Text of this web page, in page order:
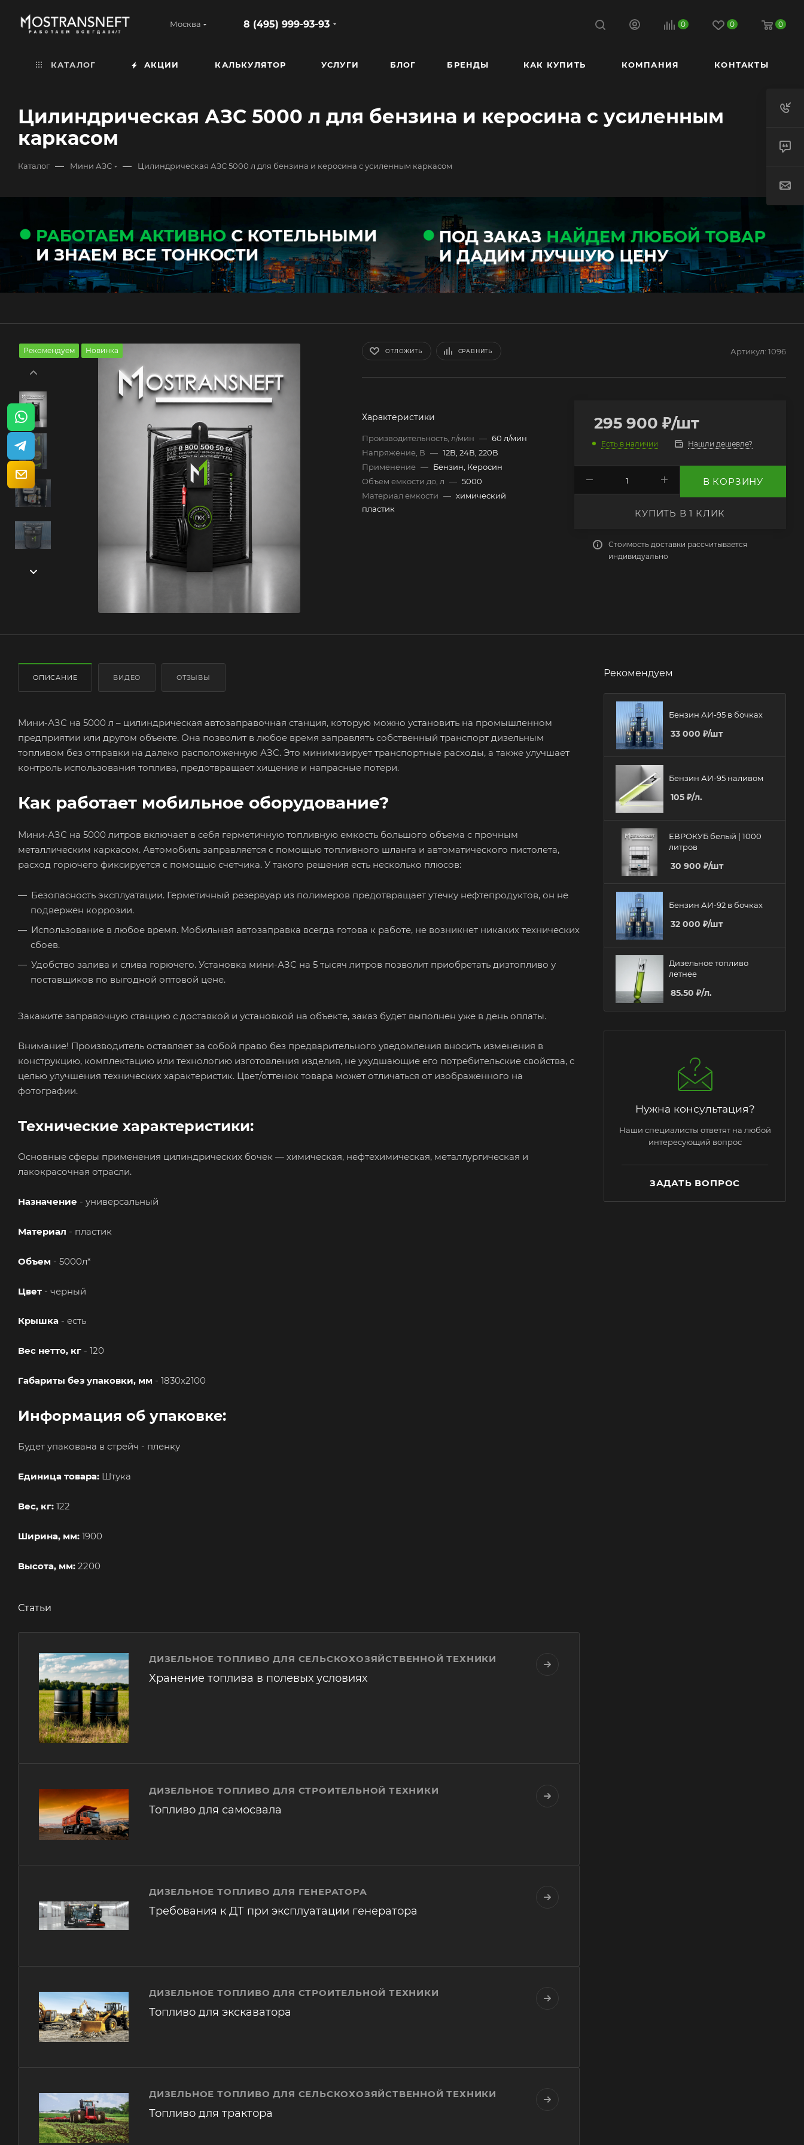
Москва 8 (495) 999-93-93 0 0 0
КАТАЛОГ АКЦИИ КАЛЬКУЛЯТОР УСЛУГИ БЛОГ БРЕНДЫ КАК КУПИТЬ КОМПАНИЯ КОНТАКТЫ
Цилиндрическая АЗС 5000 л для бензина и керосина с усиленным
каркасом
Каталог — Мини АЗС — Цилиндрическая АЗС 5000 л для бензина и керосина с усиленным каркасом
Рекомендуем Новинка ОТЛОЖИТЬ СРАВНИТЬ Артикул: 1096
Характеристики
Производительность, л/мин — 60 л/мин
Напряжение, В — 12В, 24В, 220В
Применение — Бензин, Керосин
Объем емкости до, л — 5000
Материал емкости — химический
пластик
295 900 ₽/шт
Есть в наличии Нашли дешевле?
В КОРЗИНУ
КУПИТЬ В 1 КЛИК
Стоимость доставки рассчитывается
индивидуально
ОПИСАНИЕ ВИДЕО ОТЗЫВЫ
Мини-АЗС на 5000 л – цилиндрическая автозаправочная станция, которую можно установить на промышленном
предприятии или другом объекте. Она позволит в любое время заправлять собственный транспорт дизельным
топливом без отправки на далеко расположенную АЗС. Это минимизирует транспортные расходы, а также улучшает
контроль использования топлива, предотвращает хищение и напрасные потери.
Как работает мобильное оборудование?
Мини-АЗС на 5000 литров включает в себя герметичную топливную емкость большого объема с прочным
металлическим каркасом. Автомобиль заправляется с помощью топливного шланга и автоматического пистолета,
расход горючего фиксируется с помощью счетчика. У такого решения есть несколько плюсов:
Безопасность эксплуатации. Герметичный резервуар из полимеров предотвращает утечку нефтепродуктов, он не
подвержен коррозии.
Использование в любое время. Мобильная автозаправка всегда готова к работе, не возникнет никаких технических
сбоев.
Удобство залива и слива горючего. Установка мини-АЗС на 5 тысяч литров позволит приобретать дизтопливо у
поставщиков по выгодной оптовой цене.
Закажите заправочную станцию с доставкой и установкой на объекте, заказ будет выполнен уже в день оплаты.
Внимание! Производитель оставляет за собой право без предварительного уведомления вносить изменения в
конструкцию, комплектацию или технологию изготовления изделия, не ухудшающие его потребительские свойства, с
целью улучшения технических характеристик. Цвет/оттенок товара может отличаться от изображенного на
фотографии.
Технические характеристики:
Основные сферы применения цилиндрических бочек — химическая, нефтехимическая, металлургическая и
лакокрасочная отрасли.
Назначение - универсальный
Материал - пластик
Объем - 5000л*
Цвет - черный
Крышка - есть
Вес нетто, кг - 120
Габариты без упаковки, мм - 1830х2100
Информация об упаковке:
Будет упакована в стрейч - пленку
Единица товара: Штука
Вес, кг: 122
Ширина, мм: 1900
Высота, мм: 2200
Статьи
ДИЗЕЛЬНОЕ ТОПЛИВО ДЛЯ СЕЛЬСКОХОЗЯЙСТВЕННОЙ ТЕХНИКИ
Хранение топлива в полевых условиях
ДИЗЕЛЬНОЕ ТОПЛИВО ДЛЯ СТРОИТЕЛЬНОЙ ТЕХНИКИ
Топливо для самосвала
ДИЗЕЛЬНОЕ ТОПЛИВО ДЛЯ ГЕНЕРАТОРА
Требования к ДТ при эксплуатации генератора
ДИЗЕЛЬНОЕ ТОПЛИВО ДЛЯ СТРОИТЕЛЬНОЙ ТЕХНИКИ
Топливо для экскаватора
ДИЗЕЛЬНОЕ ТОПЛИВО ДЛЯ СЕЛЬСКОХОЗЯЙСТВЕННОЙ ТЕХНИКИ
Топливо для трактора
Рекомендуем
Бензин АИ-95 в бочках
33 000 ₽/шт
Бензин АИ-95 наливом
105 ₽/л.
ЕВРОКУБ белый | 1000
литров
30 900 ₽/шт
Бензин АИ-92 в бочках
32 000 ₽/шт
Дизельное топливо
летнее
85.50 ₽/л.
Нужна консультация?
Наши специалисты ответят на любой
интересующий вопрос
ЗАДАТЬ ВОПРОС